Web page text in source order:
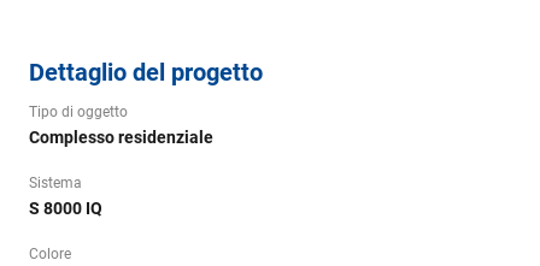
Dettaglio del progetto
Tipo di oggetto
Complesso residenziale
Sistema
S 8000 IQ
Colore